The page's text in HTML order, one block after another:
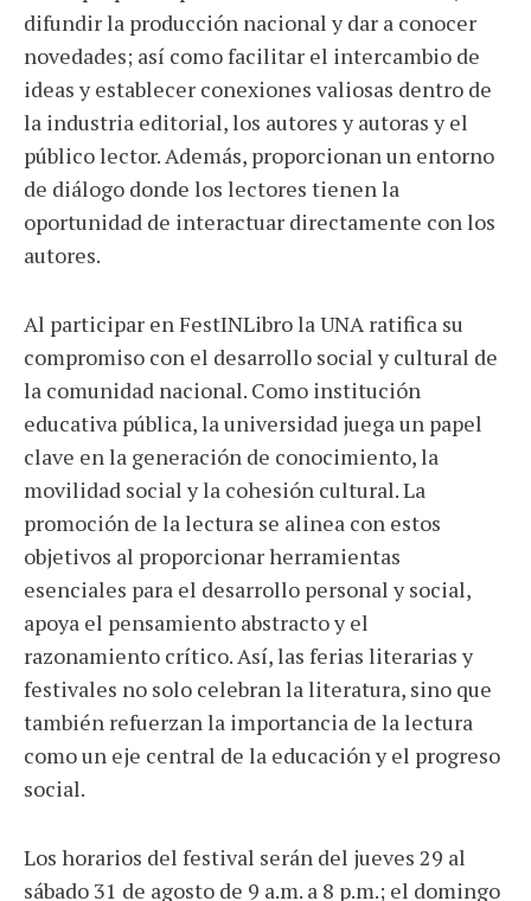
difundir la producción nacional y dar a conocer
novedades; así como facilitar el intercambio de
ideas y establecer conexiones valiosas dentro de
la industria editorial, los autores y autoras y el
público lector. Además, proporcionan un entorno
de diálogo donde los lectores tienen la
oportunidad de interactuar directamente con los
autores.
Al participar en FestINLibro la UNA ratifica su
compromiso con el desarrollo social y cultural de
la comunidad nacional. Como institución
educativa pública, la universidad juega un papel
clave en la generación de conocimiento, la
movilidad social y la cohesión cultural. La
promoción de la lectura se alinea con estos
objetivos al proporcionar herramientas
esenciales para el desarrollo personal y social,
apoya el pensamiento abstracto y el
razonamiento crítico. Así, las ferias literarias y
festivales no solo celebran la literatura, sino que
también refuerzan la importancia de la lectura
como un eje central de la educación y el progreso
social.
Los horarios del festival serán del jueves 29 al
sábado 31 de agosto de 9 a.m. a 8 p.m.; el domingo